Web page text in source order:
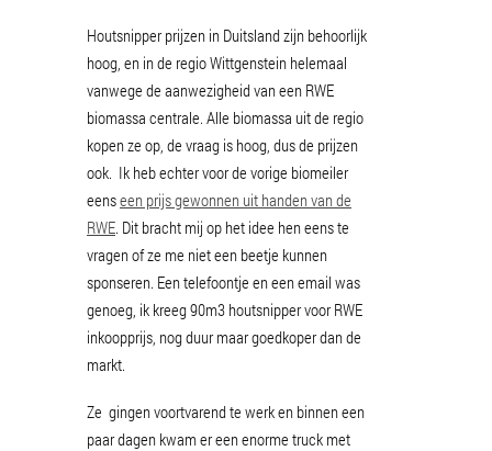
Houtsnipper prijzen in Duitsland zijn behoorlijk
hoog, en in de regio Wittgenstein helemaal
vanwege de aanwezigheid van een RWE
biomassa centrale. Alle biomassa uit de regio
kopen ze op, de vraag is hoog, dus de prijzen
ook. Ik heb echter voor de vorige biomeiler
eenseen prijs gewonnen uit handen van de
RWE. Dit bracht mij op het idee hen eens te
vragen of ze me niet een beetje kunnen
sponseren. Een telefoontje en een email was
genoeg, ik kreeg 90m3 houtsnipper voor RWE
inkoopprijs, nog duur maar goedkoper dan de
markt.
Ze gingen voortvarend te werk en binnen een
paar dagen kwam er een enorme truck met